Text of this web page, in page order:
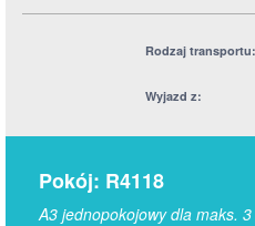
Rodzaj transportu
Wyjazd z
Pokój: R4118
A3 jednopokojowy dla maks.